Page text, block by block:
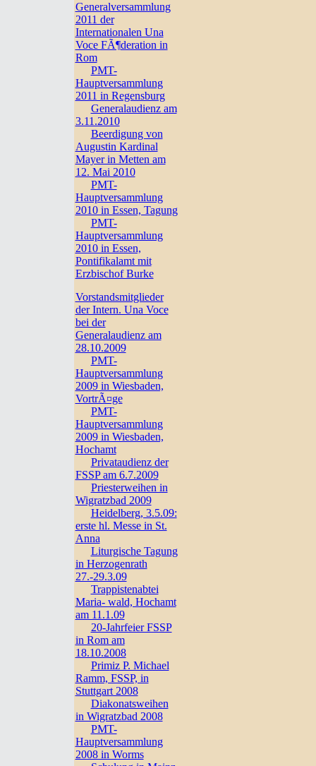
Generalversammlung
2011 der
Internationalen Una
Voce FÃ¶deration in
Rom
PMT-
Hauptversammlung
2011 in Regensburg
Generalaudienz am
3.11.2010
Beerdigung von
Augustin Kardinal
Mayer in Metten am
12. Mai 2010
PMT-
Hauptversammlung
2010 in Essen, Tagung
PMT-
Hauptversammlung
2010 in Essen,
Pontifikalamt mit
Erzbischof Burke
Vorstandsmitglieder
der Intern. Una Voce
bei der
Generalaudienz am
28.10.2009
PMT-
Hauptversammlung
2009 in Wiesbaden,
VortrÃ¤ge
PMT-
Hauptversammlung
2009 in Wiesbaden,
Hochamt
Privataudienz der
FSSP am 6.7.2009
Priesterweihen in
Wigratzbad 2009
Heidelberg, 3.5.09:
erste hl. Messe in St.
Anna
Liturgische Tagung
in Herzogenrath
27.-29.3.09
Trappistenabtei
Maria- wald, Hochamt
am 11.1.09
20-Jahrfeier FSSP
in Rom am
18.10.2008
Primiz P. Michael
Ramm, FSSP, in
Stuttgart 2008
Diakonatsweihen
in Wigratzbad 2008
PMT-
Hauptversammlung
2008 in Worms